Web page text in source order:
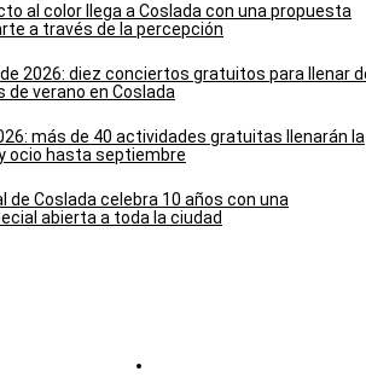
al color llega a Coslada con una propuesta
a través de la percepción
2026: diez conciertos gratuitos para llenar
de verano en Coslada
más de 40 actividades gratuitas llenarán la
ocio hasta septiembre
de Coslada celebra 10 años con una
abierta a toda la ciudad
Política de cookies